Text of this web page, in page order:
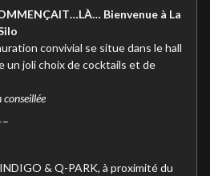
Bienvenue à La
convivial se situe dans le hall
un joli choix de cocktails et de
& Q-PARK, à proximité du